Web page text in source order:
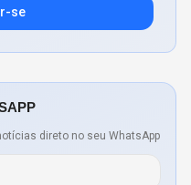
se
direto no seu WhatsApp